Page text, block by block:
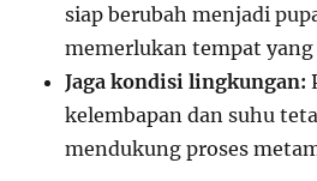
siap berubah menjadi
memerlukan tempat
Jaga kondisi lingkungan:
kelembapan dan suhu
mendukung proses